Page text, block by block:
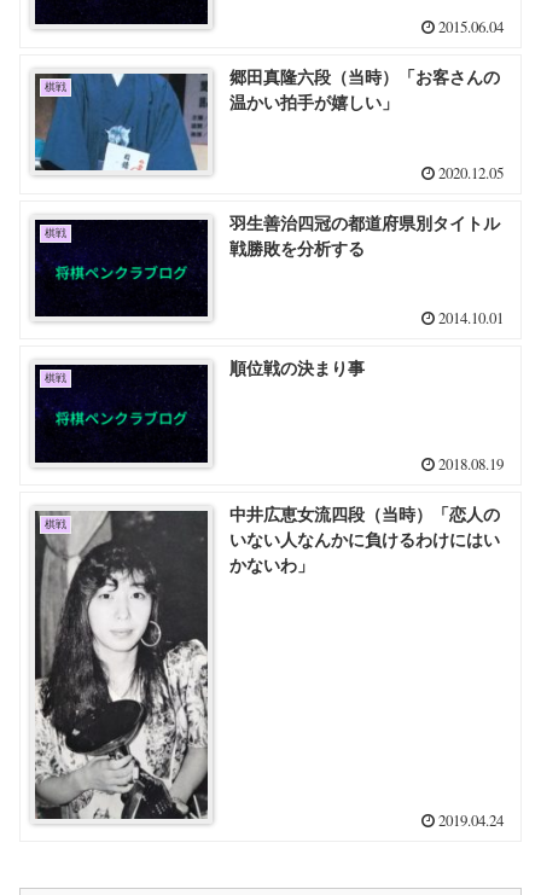
2015.06.04
棋戦
郷田真隆六段（当時）「お客さんの
温かい拍手が嬉しい」
2020.12.05
棋戦
羽生善治四冠の都道府県別タイトル
戦勝敗を分析する
2014.10.01
棋戦 順位戦の決まり事
2018.08.19
棋戦
中井広恵女流四段（当時）「恋人の
いない人なんかに負けるわけにはい
かないわ」
2019.04.24